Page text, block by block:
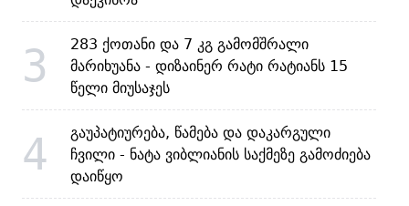
3
283 ქოთანი და 7 კგ გამომშრალი
მარიხუანა - დიზაინერ რატი რატიანს 15
წელი მიუსაჯეს
4
გაუპატიურება, წამება და დაკარგული
ჩვილი - ნატა ვიბლიანის საქმეზე გამოძიება
დაიწყო